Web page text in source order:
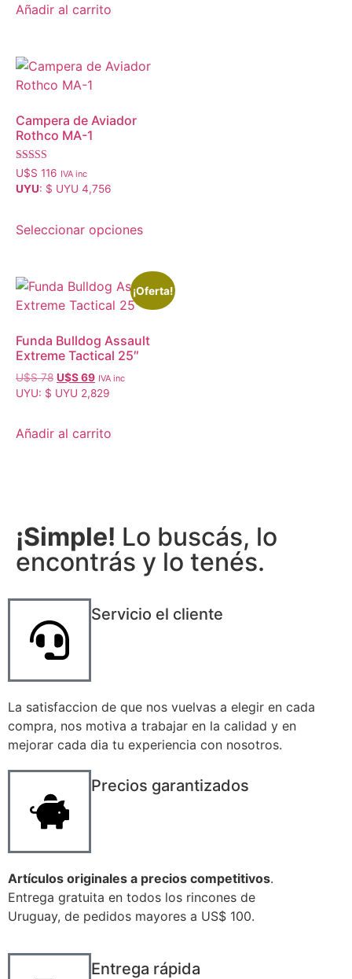
Añadir al carrito
Campera de Aviador
Rothco MA-1
Valorado con
5.00
de 5
U$S 116 IVA inc
UYU: $ UYU 4,756
Seleccionar opciones
¡Oferta!
Funda Bulldog Assault
Extreme Tactical 25″
U$S78 U$S69 IVA inc
UYU: $ UYU 2,829
Añadir al carrito
¡Simple! Lo buscás, lo
encontrás y lo tenés.
Servicio el cliente
La satisfaccion de que nos vuelvas a elegir en cada
compra, nos motiva a trabajar en la calidad y en
mejorar cada dia tu experiencia con nosotros.
Precios garantizados
Artículos originales a precios competitivos.
Entrega gratuita en todos los rincones de
Uruguay, de pedidos mayores a US$ 100.
Entrega rápida